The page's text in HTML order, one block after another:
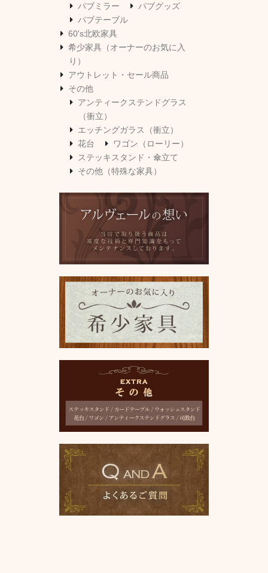
パブミラー
パブグッズ
パブテーブル
60's北欧家具
希少家具（オーナーのお気に入
り）
アウトレット・セール商品
その他
アンティークステンドグラス
（衝立）
エッチングガラス（衝立）
花台
ワゴン（ローリー）
ステッキスタンド・傘立て
その他（特殊な家具）